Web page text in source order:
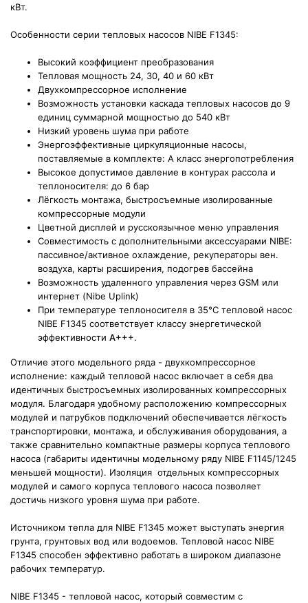
кВт.
Особенности серии тепловых насосов NIBE F1345:
Высокий коэффициент преобразования
Тепловая мощность 24, 30, 40 и 60 кВт
Двухкомпрессорное исполнение
Возможность установки каскада тепловых насосов до 9
единиц суммарной мощностью до 540 кВт
Низкий уровень шума при работе
Энергоэффективные циркуляционные насосы,
поставляемые в комплекте: А класс энергопотребления
Высокое допустимое давление в контурах рассола и
теплоносителя: до 6 бар
Лёгкость монтажа, быстросъемные изолированные
компрессорные модули
Цветной дисплей и русскоязычное меню управления
Совместимость с дополнительными аксессуарами NIBE:
пассивное/активное охлаждение, рекуператоры вен.
воздуха, карты расширения, подогрев бассейна
Возможность удаленного управления через GSM или
интернет (Nibe Uplink)
При температуре теплоносителя в 35°С тепловой насос
NIBE F1345 соответствует классу энергетической
эффективности А+++.
Отличие этого модельного ряда - двухкомпрессорное
исполнение: каждый тепловой насос включает в себя два
идентичных быстросъемных изолированных компрессорных
модуля. Благодаря удобному расположению компрессорных
модулей и патрубков подключений обеспечивается лёгкость
транспортировки, монтажа, и обслуживания оборудования, а
также сравнительно компактные размеры корпуса теплового
насоса (габариты идентичны модельному ряду NIBE F1145/1245
меньшей мощности). Изоляция отдельных компрессорных
модулей и самого корпуса теплового насоса позволяет
достичь низкого уровня шума при работе.
Источником тепла для NIBE F1345 может выступать энергия
грунта, грунтовых вод или водоемов. Тепловой насос NIBE
F1345 способен эффективно работать в широком диапазоне
рабочих температур.
NIBE F1345 - тепловой насос, который совместим с